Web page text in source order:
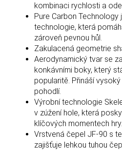
kombinaci rychlosti a
Pure Carbon Technology
technologie, která
zároveň pevnou hůl.
Zakulacená geometrie
Aerodynamický tvar se
konkávními boky, který
popularitě. Přináší
pohodlí.
Výrobní technologie
v zúžení hole, která
klíčových momentech hry.
Vrstvená čepel JF-90 s
zajišťuje lehkou tuhou